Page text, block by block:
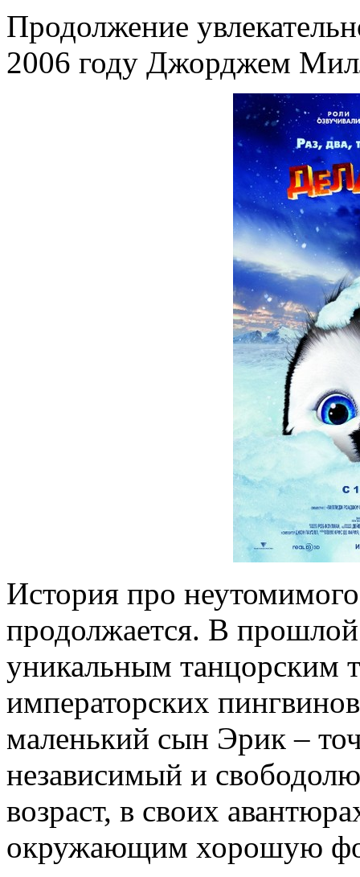
Продолжение
2006 году Джорджем
История про
продолжается. В
уникальным танцорским
императорских
маленький сын Эрик –
независимый и
возраст, в своих
окружающим хорошую